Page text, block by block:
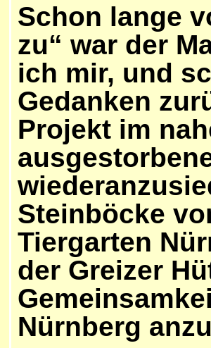
Schon lange
zu“ war der
ich mir, und
Gedanken
Projekt im
Steinböcke
Tiergarten
der Greizer
Nürnberg